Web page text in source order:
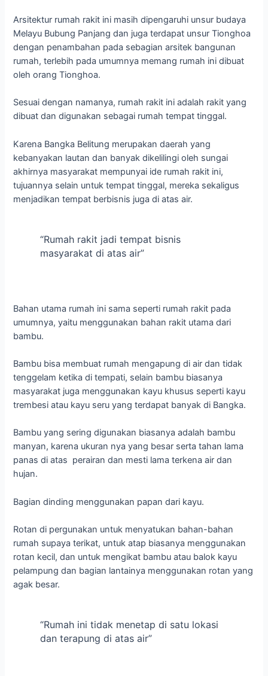
Arsitektur rumah rakit ini masih dipengaruhi unsur budaya
Melayu Bubung Panjang dan juga terdapat unsur Tionghoa
dengan penambahan pada sebagian arsitek bangunan
rumah, terlebih pada umumnya memang rumah ini dibuat
oleh orang Tionghoa.
Sesuai dengan namanya, rumah rakit ini adalah rakit yang
dibuat dan digunakan sebagai rumah tempat tinggal.
Karena Bangka Belitung merupakan daerah yang
kebanyakan lautan dan banyak dikelilingi oleh sungai
akhirnya masyarakat mempunyai ide rumah rakit ini,
tujuannya selain untuk tempat tinggal, mereka sekaligus
menjadikan tempat berbisnis juga di atas air.
“Rumah rakit jadi tempat bisnis
masyarakat di atas air”
Bahan utama rumah ini sama seperti rumah rakit pada
umumnya, yaitu menggunakan bahan rakit utama dari
bambu.
Bambu bisa membuat rumah mengapung di air dan tidak
tenggelam ketika di tempati, selain bambu biasanya
masyarakat juga menggunakan kayu khusus seperti kayu
trembesi atau kayu seru yang terdapat banyak di Bangka.
Bambu yang sering digunakan biasanya adalah bambu
manyan, karena ukuran nya yang besar serta tahan lama
panas di atas perairan dan mesti lama terkena air dan
hujan.
Bagian dinding menggunakan papan dari kayu.
Rotan di pergunakan untuk menyatukan bahan-bahan
rumah supaya terikat, untuk atap biasanya menggunakan
rotan kecil, dan untuk mengikat bambu atau balok kayu
pelampung dan bagian lantainya menggunakan rotan yang
agak besar.
“Rumah ini tidak menetap di satu lokasi
dan terapung di atas air”